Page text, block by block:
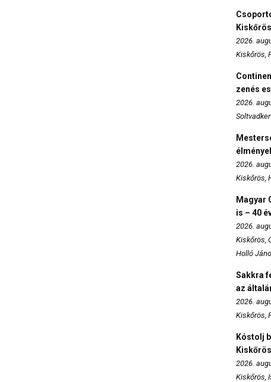
2026.
Kiskőrös,
zenés
2026.
2026.
Kiskőrös,
Magyar
is – 40
2026.
Kiskőrös,
Holló
Sakkra
az
2026.
Kiskőrös,
Kóstolj
2026.
Kiskőrös,